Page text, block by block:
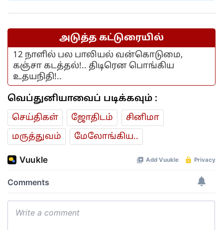
அடுத்த கட்டுரையில்
12 நாளில் பல பாலியல் வன்கொடுமை,
கஞ்சா கடத்தல்!.. திடிரென பொங்கிய
உதயநிதி!..
வெப்துனியாவைப் படிக்கவும் :
செய்திகள் ஜோ‌திட‌ம்
சினிமா
மரு‌த்துவ‌ம்
மேலோங்கிய..